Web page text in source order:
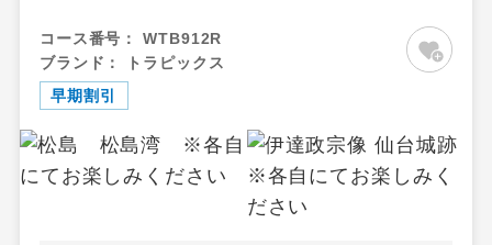
コース番号：
WTB912R
ブランド：
トラピックス
早期割引